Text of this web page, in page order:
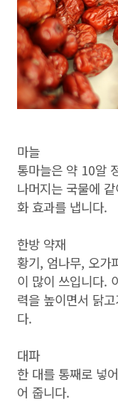
마늘
통마늘은 약 10알
나머지는 국물에
화 효과를 냅니다.
한방 약재
황기, 엄나무, 오가
이 많이 쓰입니다.
력을 높이면서 닭
다.
대파
한 대를 통째로 넣
어 줍니다.